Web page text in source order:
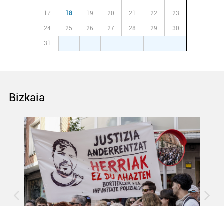
17 18 19 20 21 22 23
24 25 26 27 28 29 30
31
Bizkaia